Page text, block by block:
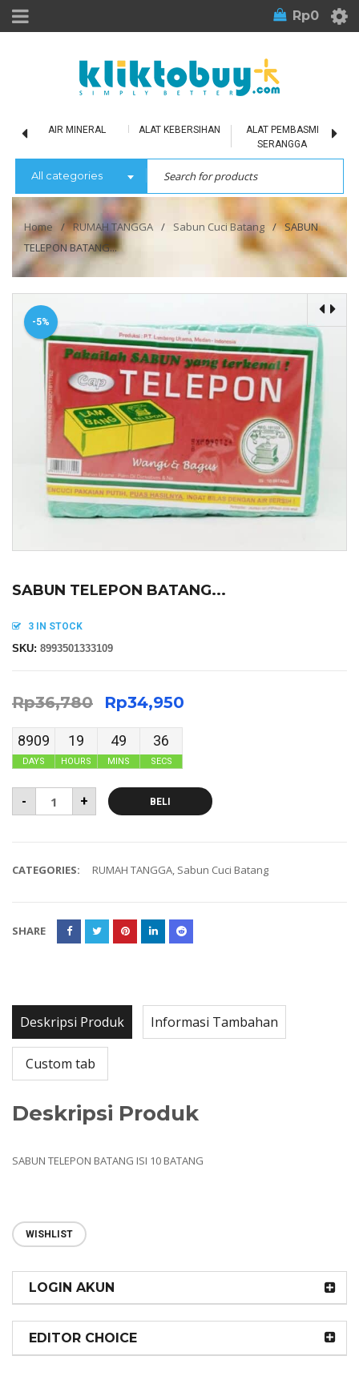
Rp0
AIR MINERAL ALAT KEBERSIHAN
ALAT PEMBASMI
SERANGGA
All categories
Home / RUMAH TANGGA / Sabun Cuci Batang / SABUN
TELEPON BATANG...
-5%
SABUN TELEPON BATANG...
3 IN STOCK
SKU: 8993501333109
Rp36,780 Rp34,950
8909
DAYS
19
HOURS
49
MINS
35
SECS
- + BELI
CATEGORIES: RUMAH TANGGA, Sabun Cuci Batang
SHARE
Deskripsi Produk Informasi Tambahan
Custom tab
Deskripsi Produk
SABUN TELEPON BATANG ISI 10 BATANG
WISHLIST
LOGIN AKUN
EDITOR CHOICE